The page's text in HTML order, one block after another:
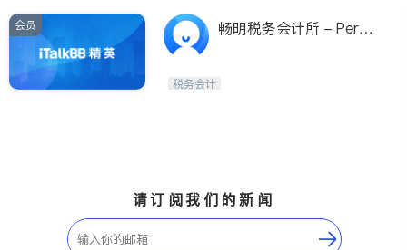
会员
畅明税务会计所 - Perfe
税务会计
请订阅我们的新闻